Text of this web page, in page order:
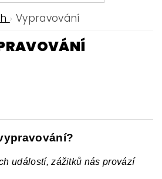
Vypravování
událostí, zážitků nás provází